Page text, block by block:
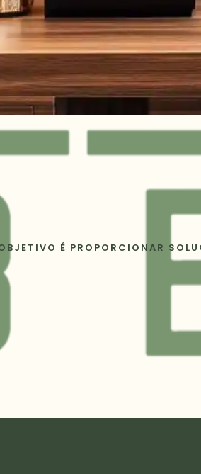
É PROPORCIONAR